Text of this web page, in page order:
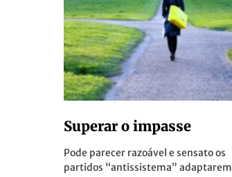
Superar o impasse
Pode parecer razoável e sensato os
partidos “antissistema” adaptarem